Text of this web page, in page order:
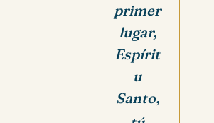
primer
lugar,
Espírit
u
Santo,